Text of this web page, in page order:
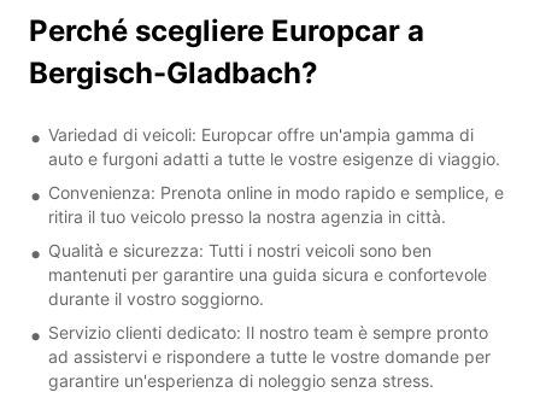
Perché scegliere Europcar a
Bergisch-Gladbach?
Variedad di veicoli: Europcar offre un'ampia gamma di
auto e furgoni adatti a tutte le vostre esigenze di viaggio.
Convenienza: Prenota online in modo rapido e semplice, e
ritira il tuo veicolo presso la nostra agenzia in città.
Qualità e sicurezza: Tutti i nostri veicoli sono ben
mantenuti per garantire una guida sicura e confortevole
durante il vostro soggiorno.
Servizio clienti dedicato: Il nostro team è sempre pronto
ad assistervi e rispondere a tutte le vostre domande per
garantire un'esperienza di noleggio senza stress.